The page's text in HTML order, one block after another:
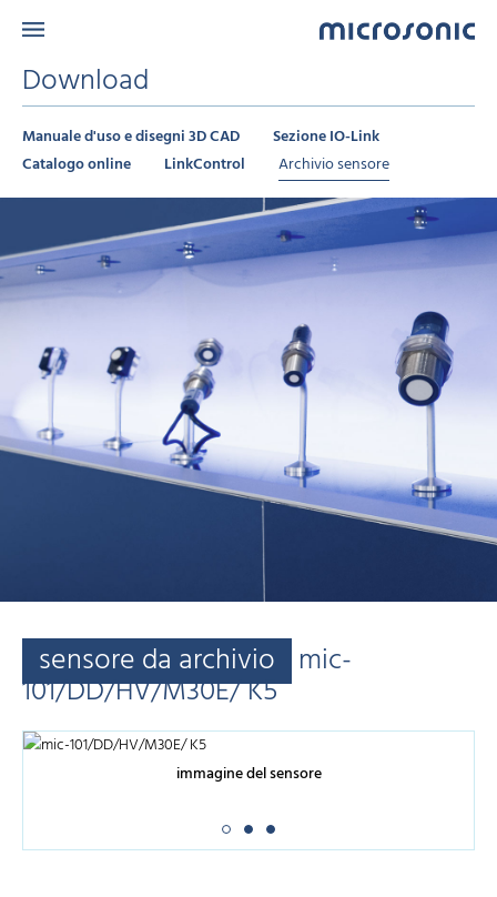
Download
Manuale d'uso e disegni 3D CAD
Sezione IO-Link
Catalogo online
LinkControl Archivio sensore
sensore da archivio mic-
101/DD/HV/M30E/ K5
immagine del sensore